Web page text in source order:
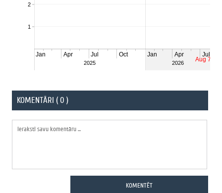
KOMENTĀRI ( 0 )
KOMENTĒT